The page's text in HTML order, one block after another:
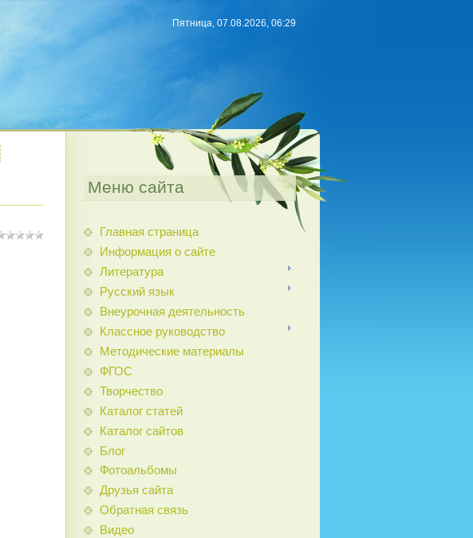
Пятница, 07.08.2026, 06:29
Меню сайта
Главная страница
Информация о сайте
Литература
Русский язык
Внеурочная деятельность
Классное руководство
Методические материалы
ФГОС
Творчество
Каталог статей
Каталог сайтов
Блог
Фотоальбомы
Друзья сайта
Обратная связь
Видео